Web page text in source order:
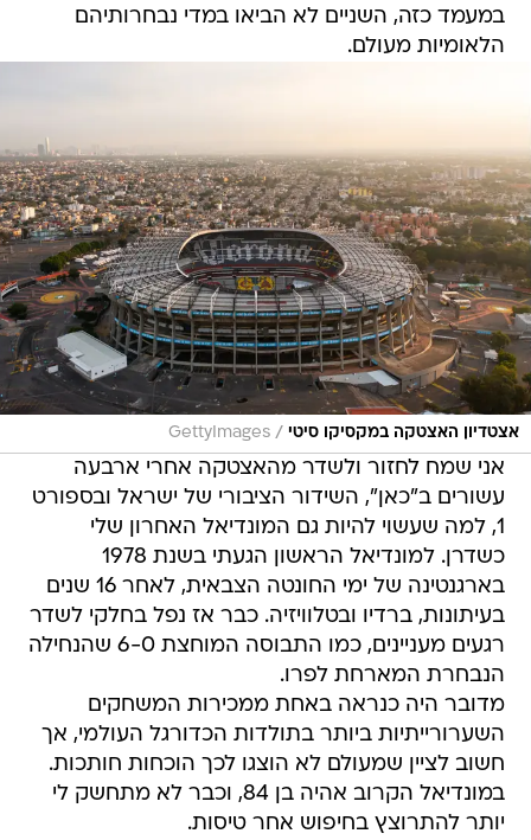
במעמד כזה, השניים לא הביאו במדי נבחרותיהם
הלאומיות מעולם.
אצטדיון האצטקה במקסיקו סיטי /
GettyImages
אני שמח לחזור ולשדר מהאצטקה אחרי ארבעה
עשורים ב"כאן", השידור הציבורי של ישראל ובספורט
1, למה שעשוי להיות גם המונדיאל האחרון שלי
כשדרן. למונדיאל הראשון הגעתי בשנת 1978
בארגנטינה של ימי החונטה הצבאית, לאחר 16 שנים
בעיתונות, ברדיו ובטלוויזיה. כבר אז נפל בחלקי לשדר
רגעים מעניינים, כמו התבוסה המוחצת 6-0 שהנחילה
הנבחרת המארחת לפרו.
מדובר היה כנראה באחת ממכירות המשחקים
השערורייתיות ביותר בתולדות הכדורגל העולמי, אך
חשוב לציין שמעולם לא הוצגו לכך הוכחות חותכות.
במונדיאל הקרוב אהיה בן 84, וכבר לא מתחשק לי
יותר להתרוצץ בחיפוש אחר טיסות.